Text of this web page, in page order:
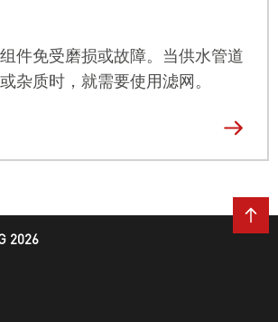
件免受磨损或故障。当供水管道
杂质时，就需要使用滤网。
2026